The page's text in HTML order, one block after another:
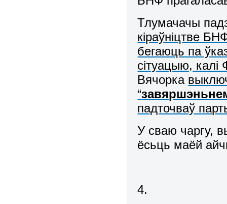
Тлумачачы
кіраўніцтве
бегаюць па
сітуацыю, калі
Вячорка
“
падточваў
У сваю чаргу,
ёсьць маёй
4.